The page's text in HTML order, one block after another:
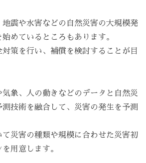
震や水害などの自然災害の大規模発
めているところもあります。
策を行い、補償を検討することが目
象、人の動きなどのデータと自然災
技術を融合して、災害の発生を予測
て災害の種類や規模に合わせた災害初
用意します。